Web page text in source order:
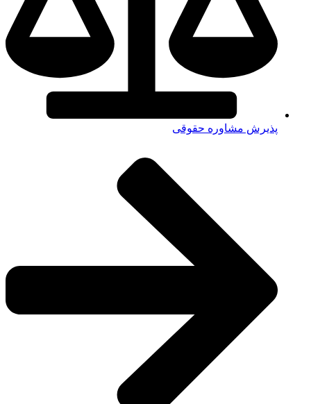
پذیرش مشاوره حقوقی